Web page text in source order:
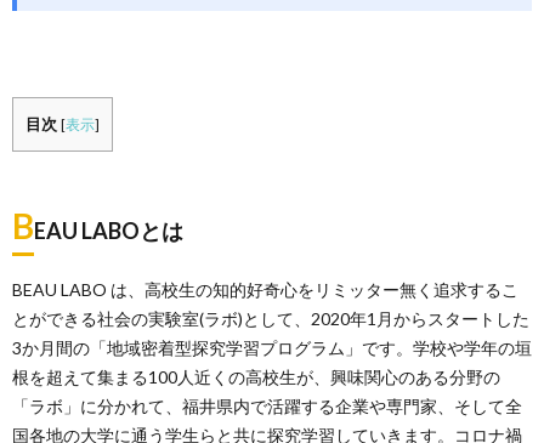
目次 [表示]
BEAU LABOとは
BEAU LABO は、高校生の知的好奇心をリミッター無く追求するこ
とができる社会の実験室(ラボ)として、2020年1月からスタートした
3か月間の「地域密着型探究学習プログラム」です。学校や学年の垣
根を超えて集まる100人近くの高校生が、興味関心のある分野の
「ラボ」に分かれて、福井県内で活躍する企業や専門家、そして全
国各地の大学に通う学生らと共に探究学習していきます。コロナ禍